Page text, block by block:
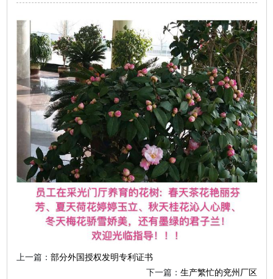
上一篇： 部分外国授权发明专利证书
下一篇： 生产繁忙的兖州厂区